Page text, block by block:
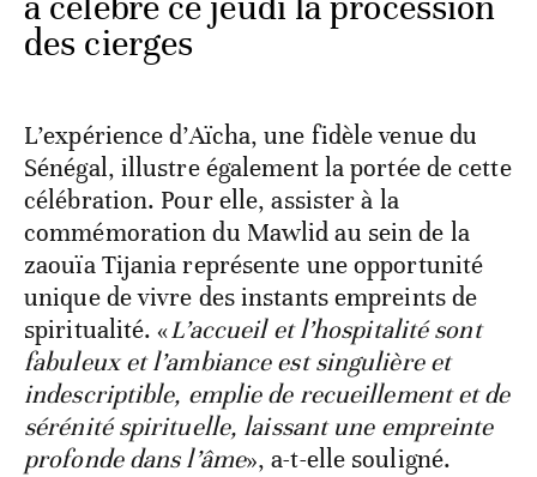
des cierges
L’expérience d’Aïcha, une fidèle venue du
Sénégal, illustre également la portée de cette
célébration. Pour elle, assister à la
commémoration du Mawlid au sein de la
zaouïa Tijania représente une opportunité
unique de vivre des instants empreints de
spiritualité. «L’accueil et l’hospitalité sont
fabuleux et l’ambiance est singulière et
indescriptible, emplie de recueillement et de
sérénité spirituelle, laissant une empreinte
profonde dans l’âme», a-t-elle souligné.